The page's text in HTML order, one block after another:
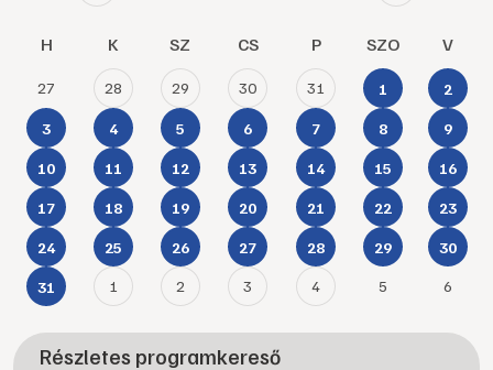
H K SZ CS P SZO V
27 28 29 30 31 1 2
3 4 5 6 7 8 9
10 11 12 13 14 15 16
17 18 19 20 21 22 23
24 25 26 27 28 29 30
31 1 2 3 4 5 6
Részletes programkereső